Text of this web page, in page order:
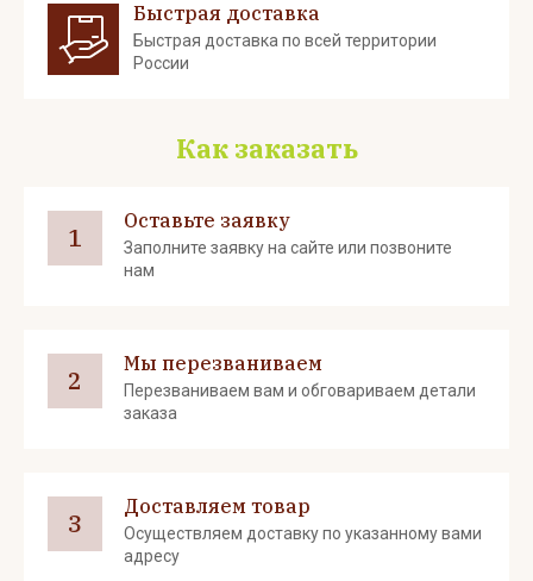
Быстрая доставка
Быстрая доставка по всей территории
России
Как заказать
1
Оставьте заявку
Заполните заявку на сайте или позвоните
нам
2
Мы перезваниваем
Перезваниваем вам и обговариваем детали
заказа
3
Доставляем товар
Осуществляем доставку по указанному вами
адресу